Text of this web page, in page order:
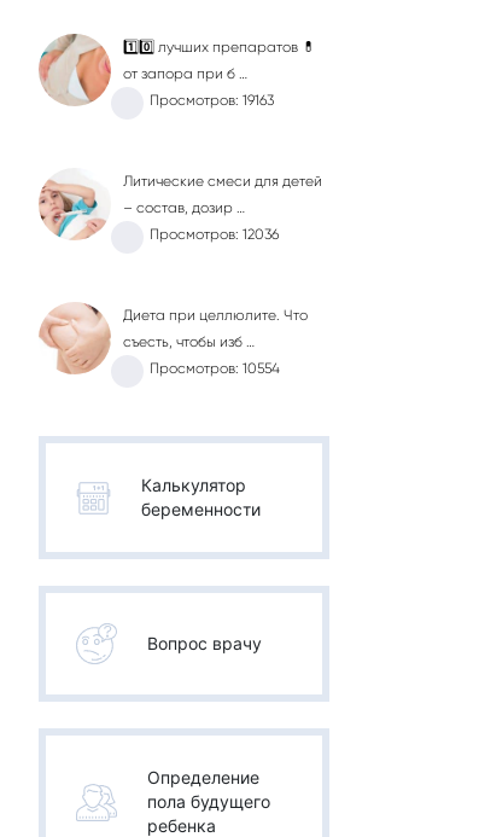
1️⃣0️⃣ лучших препаратов 💊
от запора при б …
Просмотров: 19163
Литические смеси для детей
– состав, дозир …
Просмотров: 12036
Диета при целлюлите. Что
съесть, чтобы изб …
Просмотров: 10554
Калькулятор
беременности
Вопрос врачу
Определение
пола будущего
ребенка